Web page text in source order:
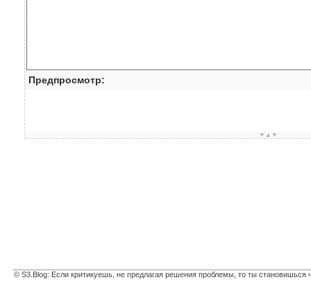
Предпросмотр:
▼▲▼
© S3.Blog: Если критикуешь, не предлагая решения проблемы, то ты становишься